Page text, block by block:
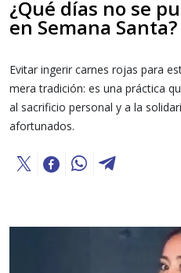
¿Qué días no se
en Semana Santa?
Evitar ingerir carnes rojas para
mera tradición: es una práctica
al sacrificio personal y a la
afortunados.